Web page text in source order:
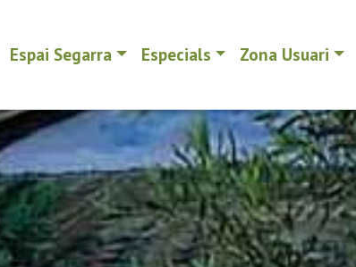
Espai Segarra Especials Zona Usuari